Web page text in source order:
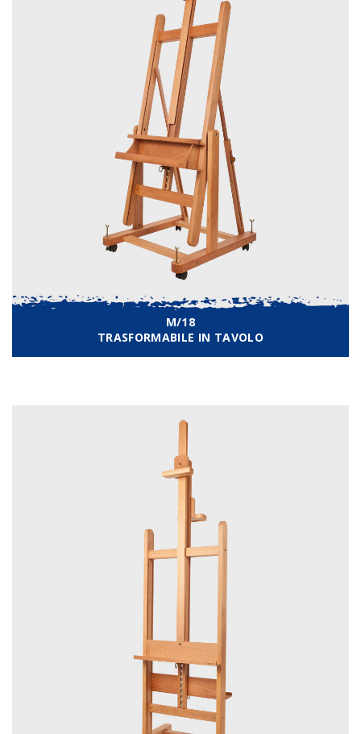
M/18
TRASFORMABILE IN TAVOLO